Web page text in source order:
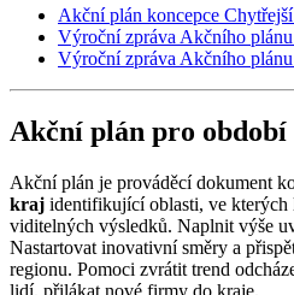
Akční plán koncepce
Výroční zpráva Akčního
Výroční zpráva Akčního
Akční plán pro období
Akční plán je prováděcí dokument
kraj identifikující oblasti, ve kterých
viditelných výsledků. Naplnit výše
Nastartovat inovativní směry a
regionu. Pomoci zvrátit trend